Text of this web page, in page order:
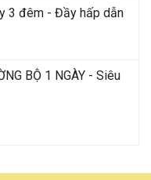
3 đêm - Đầy hấp dẫn
BỘ 1 NGÀY - Siêu